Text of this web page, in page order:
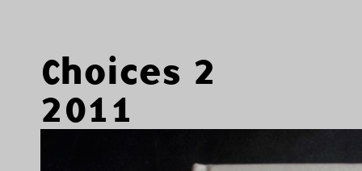
Choices 2
2011